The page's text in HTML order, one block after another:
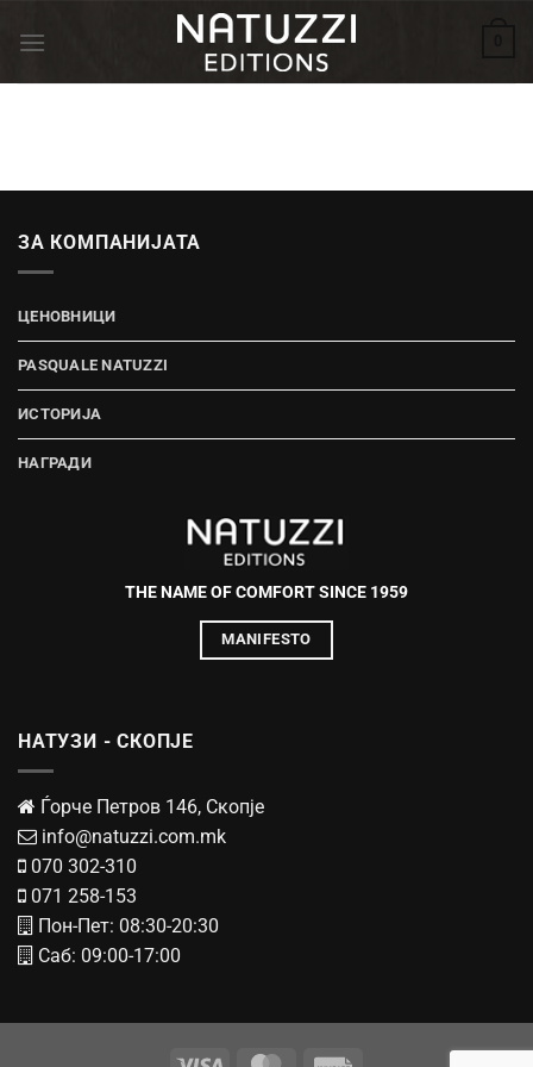
ЗА КОМПАНИЈАТА
ЦЕНОВНИЦИ
PASQUALE NATUZZI
ИСТОРИЈА
НАГРАДИ
THE NAME OF COMFORT SINCE 1959
MANIFESTO
НАТУЗИ - СКОПЈЕ
Ѓорче Петров 146, Скопје
info@natuzzi.com.mk
070 302-310
071 258-153
Пон-Пет: 08:30-20:30
Саб: 09:00-17:00